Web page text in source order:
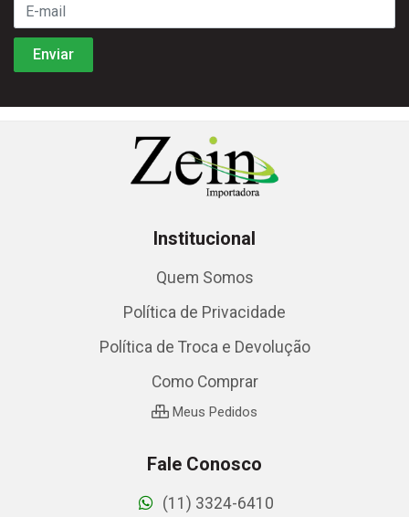
Institucional
Quem Somos
Política de Privacidade
Política de Troca e Devolução
Como Comprar
Meus Pedidos
Fale Conosco
(11) 3324-6410